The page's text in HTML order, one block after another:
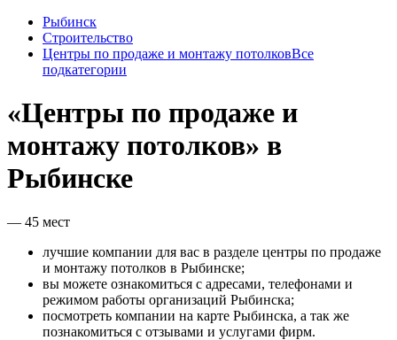
Рыбинск
Строительство
Центры по продаже и монтажу потолковВсе
подкатегории
«Центры по продаже и
монтажу потолков» в
Рыбинске
— 45 мест
лучшие компании для вас в разделе центры по продаже
и монтажу потолков в Рыбинске;
вы можете ознакомиться с адресами, телефонами и
режимом работы организаций Рыбинска;
посмотреть компании на карте Рыбинска, а так же
познакомиться с отзывами и услугами фирм.